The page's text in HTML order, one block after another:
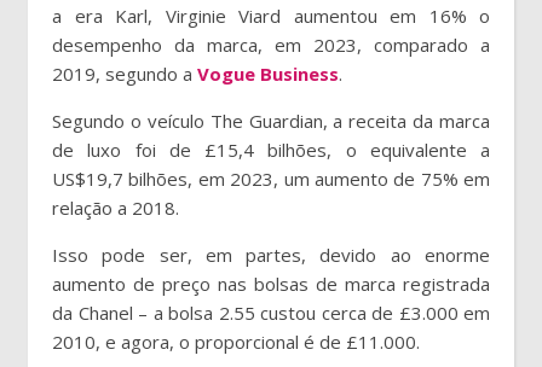
a era Karl, Virginie Viard aumentou em 16% o
desempenho da marca, em 2023, comparado a
2019, segundo a Vogue Business.
Segundo o veículo The Guardian, a receita da marca
de luxo foi de £15,4 bilhões, o equivalente a
US$19,7 bilhões, em 2023, um aumento de 75% em
relação a 2018.
Isso pode ser, em partes, devido ao enorme
aumento de preço nas bolsas de marca registrada
da Chanel – a bolsa 2.55 custou cerca de £3.000 em
2010, e agora, o proporcional é de £11.000.